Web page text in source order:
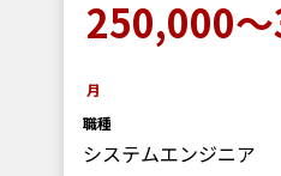
250,000
月
職種
システムエンジニア